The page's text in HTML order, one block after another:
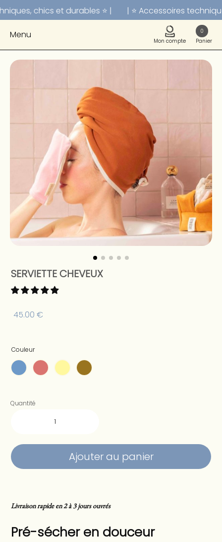
chics et durables ⭐ | | ⭐ Accessoires
Menu
Mon compte Panier
0
SERVIETTE CHEVEUX
45.00€
Livraison rapide en 2 à 3 jours ouvrés
Pré-sécher en douceur
Couleur
Quantité
Ajouter au panier